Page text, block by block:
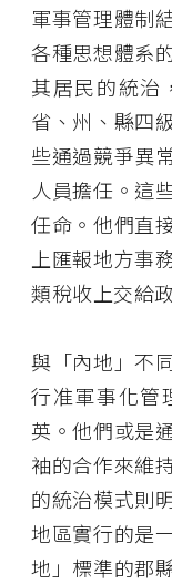
軍事管理體制
各種思想體系
其居民的統治
省、州、縣四
些通過競爭異
人員擔任。這
任命。他們直
上匯報地方事
類稅收上交給
與「內地」不
行准軍事化管
英。他們或是
袖的合作來維
的統治模式則
地區實行的是
地」標準的郡